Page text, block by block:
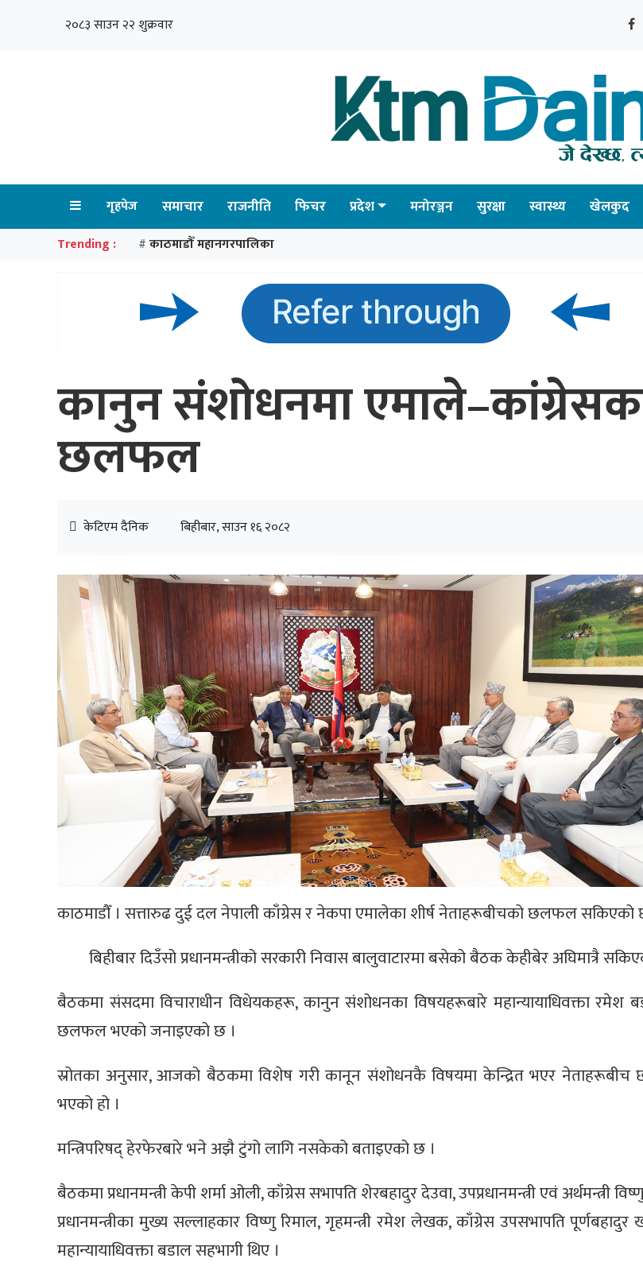
२०८३ साउन २२ शुक्रवार
गृहपेज समाचार राजनीति फिचर प्रदेश मनोरञ्जन सुरक्षा स्वास्थ्य खेलकुद
Trending : # काठमाडौँ महानगरपालिका
कानुन संशोधनमा
छलफल
केटिएम दैनिक बिहीबार, साउन १६ २०८२
काठमाडौँ । सत्तारुढ दुई दल नेपाली काँग्रेस र नेकपा एमालेका शीर्ष नेताहरूबीचको छलफल सकिएको
बिहीबार दिउँसो प्रधानमन्त्रीको सरकारी निवास बालुवाटारमा बसेको बैठक केहीबेर अघिमात्रै
बैठकमा संसदमा विचाराधीन विधेयकहरू, कानुन संशोधनका विषयहरूबारे महान्यायाधिवक्ता रमेश
छलफल भएको जनाइएको छ ।
स्रोतका अनुसार, आजको बैठकमा विशेष गरी कानून संशोधनकै विषयमा केन्द्रित भएर
भएको हो ।
मन्त्रिपरिषद् हेरफेरबारे भने अझै टुंगो लागि नसकेको बताइएको छ ।
बैठकमा प्रधानमन्त्री केपी शर्मा ओली, काँग्रेस सभापति शेरबहादुर देउवा, उपप्रधानमन्त्री एवं अर्थमन्त्री
प्रधानमन्त्रीका मुख्य सल्लाहकार विष्णु रिमाल, गृहमन्त्री रमेश लेखक, काँग्रेस उपसभापति पूर्णबहादुर
महान्यायाधिवक्ता बडाल सहभागी थिए ।